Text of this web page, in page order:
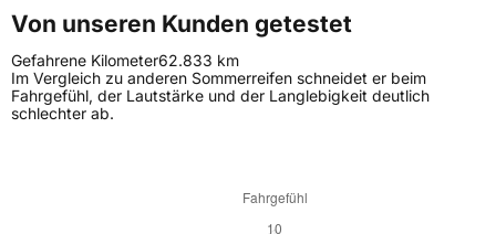
Von unseren Kunden getestet
Gefahrene Kilometer62.833 km
Im Vergleich zu anderen Sommerreifen schneidet er beim
Fahrgefühl, der Lautstärke und der Langlebigkeit deutlich
schlechter ab.